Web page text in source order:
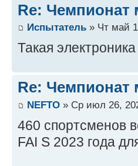
Re:
Испытатель » Чт май
Такая
Re:
NEFTO » Ср июл 26,
460 спортсменов
FAI S 2023 года